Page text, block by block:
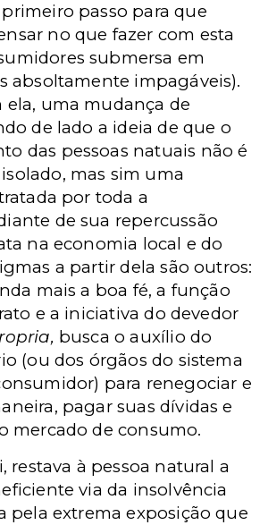
passo para que
no que fazer com esta
submersa em
absoltamente impagáveis).
ela, uma mudança de
de lado a ideia de que o
das pessoas natuais não é
mas sim uma
por toda a
de sua repercussão
na economia local e do
a partir dela são outros:
mais a boa fé, a função
e a iniciativa do devedor
busca o auxílio do
(ou dos órgãos do sistema
para renegociar e
pagar suas dívidas e
mercado de consumo.
restava à pessoa natural a
via da insolvência
pela extrema exposição que